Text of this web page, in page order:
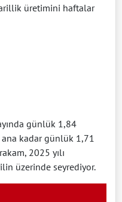
üretimini haftalar
günlük 1,84
kadar günlük 1,71
2025 yılı
üzerinde seyrediyor.